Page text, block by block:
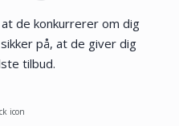
de konkurrerer om dig
på, at de giver dig
tilbud.